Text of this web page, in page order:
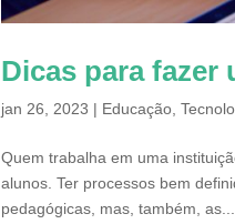
Dicas para fazer
jan 26, 2023 | Educação ,
Quem trabalha em uma
alunos. Ter processos bem
pedagógicas, mas, também, as...